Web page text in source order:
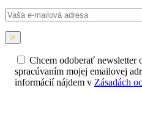
Chcem odoberať
spracúvaním mojej emailovej
informácií nájdem v Zásadách